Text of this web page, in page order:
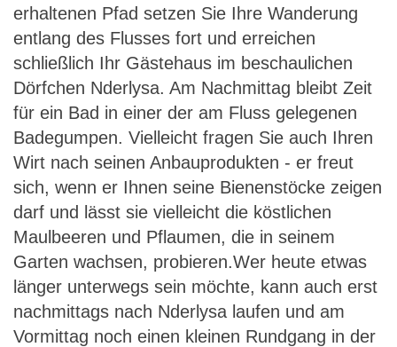
erhaltenen Pfad setzen Sie Ihre Wanderung
entlang des Flusses fort und erreichen
schließlich Ihr Gästehaus im beschaulichen
Dörfchen Nderlysa. Am Nachmittag bleibt Zeit
für ein Bad in einer der am Fluss gelegenen
Badegumpen. Vielleicht fragen Sie auch Ihren
Wirt nach seinen Anbauprodukten - er freut
sich, wenn er Ihnen seine Bienenstöcke zeigen
darf und lässt sie vielleicht die köstlichen
Maulbeeren und Pflaumen, die in seinem
Garten wachsen, probieren.Wer heute etwas
länger unterwegs sein möchte, kann auch erst
nachmittags nach Nderlysa laufen und am
Vormittag noch einen kleinen Rundgang in der